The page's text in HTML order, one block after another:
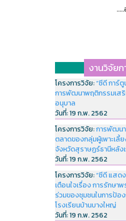
งานวิจัยก
โครงการวิจัย:“ซีดี การ์
การพัฒนาพฤติกรรมเส
อนุบาล
วันที่:19 ก.พ. 2562
โครงการวิจัย:การพัฒน
ตลาดของกลุ่มผู้เพาะเลี้
จังหวัดสุราษฏร์ธานีหลั
วันที่:19 ก.พ. 2562
โครงการวิจัย:“ซีดี แสด
เตือนใจเรื่อง การรักษา
ร่วมของชุมชนในการป้อ
โรงเรียนบ้านบางใหญ่
วันที่:19 ก.พ. 2562